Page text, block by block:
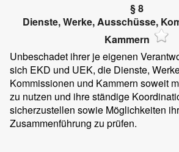
§ 8
Dienste, Werke, Ausschüsse,
Kammern
Unbeschadet ihrer je eigenen
sich EKD und UEK, die Dienste,
Kommissionen und Kammern soweit
zu nutzen und ihre ständige
sicherzustellen sowie Möglichkeiten
Zusammenführung zu prüfen.